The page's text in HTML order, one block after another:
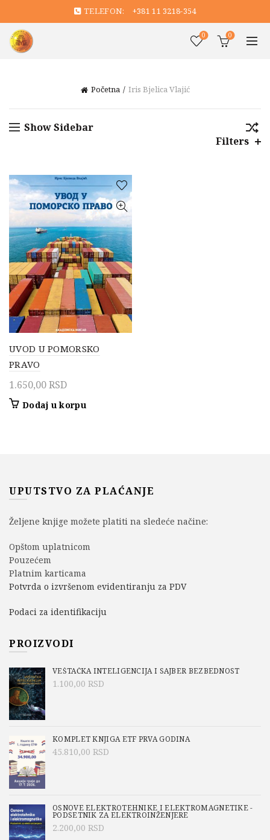
TELEFON: +381 11 3218-354
0 0
Početna Iris Bjelica Vlajić
Show Sidebar
Filters
UVOD U POMORSKO
PRAVO
1.650,00RSD
Dodaj u korpu
UPUTSTVO ZA PLAĆANJE
Željene knjige možete platiti na sledeće načine:
Opštom uplatnicom
Pouzećem
Platnim karticama
Potvrda o izvršenom evidentiranju za PDV
Podaci za identifikaciju
PROIZVODI
VEŠTAČKA INTELIGENCIJA I SAJBER BEZBEDNOST
1.100,00 RSD
KOMPLET KNJIGA ETF PRVA GODINA
45.810,00 RSD
OSNOVE ELEKTROTEHNIKE I ELEKTROMAGNETIKE -
PODSETNIK ZA ELEKTROINŽENJERE
2.200,00 RSD